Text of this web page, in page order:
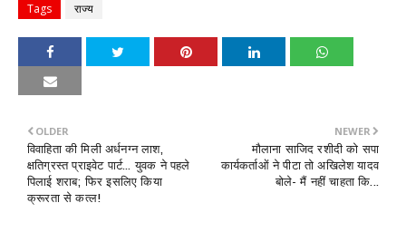
Tags राज्य
NEWER
मौलाना साजिद रशीदी को सपा
कार्यकर्ताओं ने पीटा तो अखिलेश यादव
बोले- मैं नहीं चाहता कि...
OLDER
विवाहिता की मिली अर्धनग्न लाश,
क्षतिग्रस्त प्राइवेट पार्ट... युवक ने पहले
पिलाई शराब; फिर इसलिए किया
क्रूरता से कत्ल!